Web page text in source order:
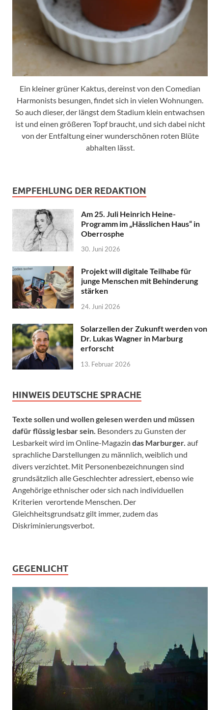
Ein kleiner grüner Kaktus, dereinst von den Comedian
Harmonists besungen, findet sich in vielen Wohnungen.
So auch dieser, der längst dem Stadium klein entwachsen
ist und einen größeren Topf braucht, und sich dabei nicht
von der Entfaltung einer wunderschönen roten Blüte
abhalten lässt.
EMPFEHLUNG DER REDAKTION
Am 25. Juli Heinrich Heine-
Programm im „Hässlichen Haus“ in
Oberrosphe
30. Juni 2026
Projekt will digitale Teilhabe für
junge Menschen mit Behinderung
stärken
24. Juni 2026
Solarzellen der Zukunft werden von
Dr. Lukas Wagner in Marburg
erforscht
13. Februar 2026
HINWEIS DEUTSCHE SPRACHE
Texte sollen und wollen gelesen werden und müssen
dafür flüssig lesbar sein. Besonders zu Gunsten der
Lesbarkeit wird im Online-Magazin das Marburger. auf
sprachliche Darstellungen zu männlich, weiblich und
divers verzichtet. Mit Personenbezeichnungen sind
grundsätzlich alle Geschlechter adressiert, ebenso wie
Angehörige ethnischer oder sich nach individuellen
Kriterien verortende Menschen. Der
Gleichheitsgrundsatz gilt immer, zudem das
Diskriminierungsverbot.
GEGENLICHT